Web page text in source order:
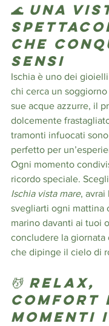
🌊 Una
che
sensi
Ischia è uno dei
chi cerca un
sue acque azzurre, il
dolcemente
tramonti infuocati
perfetto per
Ogni momento
ricordo speciale.
Ischia vista mare, avrai
svegliarti ogni mattina
marino davanti ai tuoi
concludere la giornata
che dipinge il cielo di
💆 Relax,
comfort
momenti